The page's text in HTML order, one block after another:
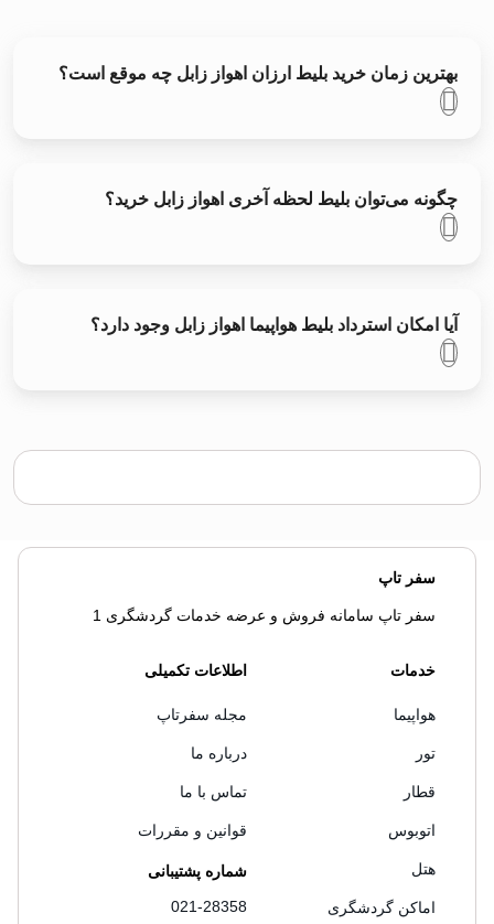
بهترین زمان خرید بلیط ارزان اهواز زابل چه موقع است؟
چگونه می‌توان بلیط لحظه آخری اهواز زابل خرید؟
آیا امکان استرداد بلیط هواپیما اهواز زابل وجود دارد؟
سفر تاپ
سفر تاپ سامانه فروش و عرضه خدمات گردشگری 1
خدمات
هواپیما
تور
قطار
اتوبوس
هتل
اماکن گردشگری
اطلاعات تکمیلی
مجله سفرتاپ
درباره ما
تماس با ما
قوانین و مقررات
شماره پشتیبانی
021-28358